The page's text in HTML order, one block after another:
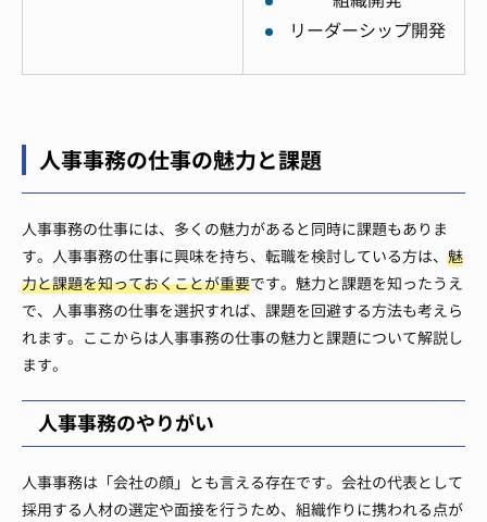
リーダーシップ開発
人事事務の仕事の魅力と課題
人事事務の仕事には、多くの魅力があると同時に課題もありま
す。人事事務の仕事に興味を持ち、転職を検討している方は、 魅
力と課題を知っておくことが重要です。魅力と課題を知ったうえ
で、人事事務の仕事を選択すれば、課題を回避する方法も考えら
れます。ここからは人事事務の仕事の魅力と課題について解説し
ます。
人事事務のやりがい
人事事務は「会社の顔」とも言える存在です。会社の代表として
採用する人材の選定や面接を行うため、組織作りに携われる点が